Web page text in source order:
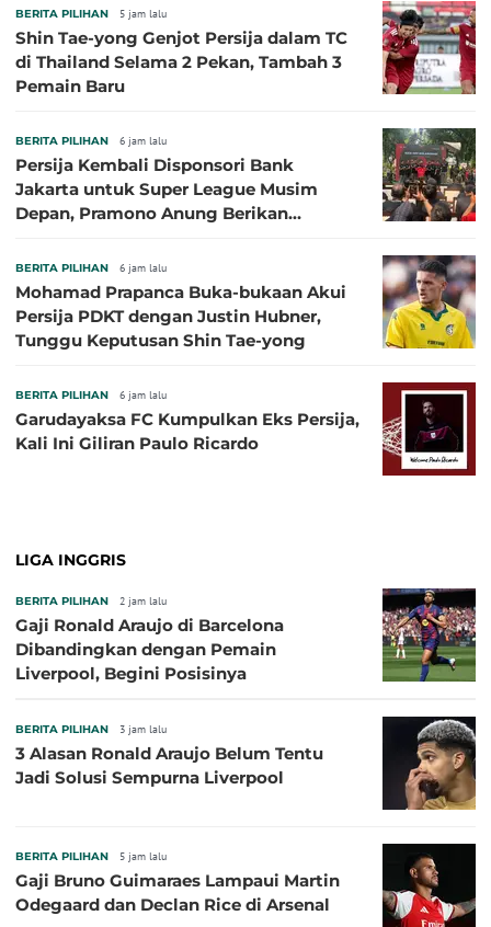
BERITA PILIHAN 5 jam lalu
Shin Tae-yong Genjot Persija dalam TC
di Thailand Selama 2 Pekan, Tambah 3
Pemain Baru
BERITA PILIHAN 6 jam lalu
Persija Kembali Disponsori Bank
Jakarta untuk Super League Musim
Depan, Pramono Anung Berikan
BERITA PILIHAN 6 jam lalu
Mohamad Prapanca Buka-bukaan Akui
Persija PDKT dengan Justin Hubner,
Tunggu Keputusan Shin Tae-yong
BERITA PILIHAN 6 jam lalu
Garudayaksa FC Kumpulkan Eks Persija,
Kali Ini Giliran Paulo Ricardo
LIGA INGGRIS
BERITA PILIHAN 2 jam lalu
Gaji Ronald Araujo di Barcelona
Dibandingkan dengan Pemain
Liverpool, Begini Posisinya
BERITA PILIHAN 3 jam lalu
3 Alasan Ronald Araujo Belum Tentu
Jadi Solusi Sempurna Liverpool
BERITA PILIHAN 5 jam lalu
Gaji Bruno Guimaraes Lampaui Martin
Odegaard dan Declan Rice di Arsenal